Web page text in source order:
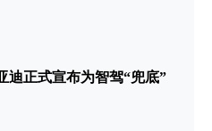
迪正式宣布为智驾“兜底”